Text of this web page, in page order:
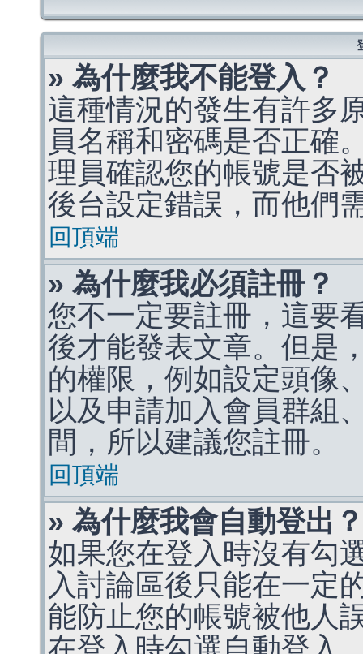
» 為什麼我不能登入？
這種情況的發生有許多
員名稱和密碼是否正確
理員確認您的帳號是否
後台設定錯誤，而他們
回頂端
» 為什麼我必須註冊？
您不一定要註冊，這要
後才能發表文章。但是
的權限，例如設定頭像
以及申請加入會員群組
間，所以建議您註冊。
回頂端
» 為什麼我會自動登出？
如果您在登入時沒有勾
入討論區後只能在一定
能防止您的帳號被他人